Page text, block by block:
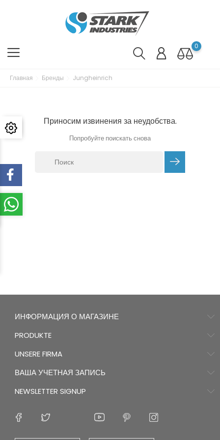
0
Главная Бренды Jungheinrich
Приносим извинения за неудобства.
Попробуйте поискать снова
ИНФОРМАЦИЯ О МАГАЗИНЕ
PRODUKTE
UNSERE FIRMA
ВАША УЧЕТНАЯ ЗАПИСЬ
NEWSLETTER SIGNUP